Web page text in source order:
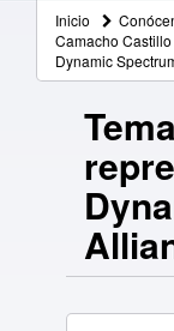
Inicio
Camacho Castillo
Dynamic